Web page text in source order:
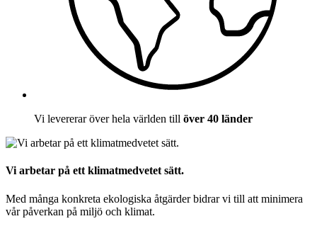
Vi levererar över hela världen till över 40 länder
Vi arbetar på ett klimatmedvetet sätt.
Med många konkreta ekologiska åtgärder bidrar vi till att minimera
vår påverkan på miljö och klimat.